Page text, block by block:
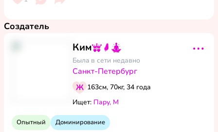
Создатель
Ким
Былa в сети недавно
Санкт-Петербург
163см, 70кг, 34 года
Ищет: Пару, М
Опытный Доминирование